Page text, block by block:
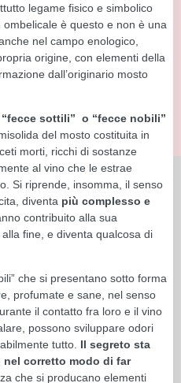
legame fisico e simbolico
è questo e non è una
nel campo enologico,
origine, con elementi della
dall’originario mosto
sottili” o “fecce nobili”
del mosto costituita in
morti, ricchi di sostanze
al vino che le estrae
Si riprende, insomma, il senso
diventa più complesso e
contribuito alla sua
fine, e diventa qualcosa di
che si presentano sotto forma
profumate e sane, nel senso
il contatto fra loro e il vino
possono sviluppare odori
tutto. Il segreto sta
corretto modo di far
che si producano elementi